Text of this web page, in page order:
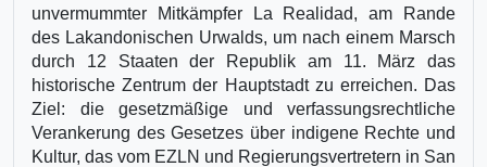
unvermummter Mitkämpfer La Realidad, am Rande
des Lakandonischen Urwalds, um nach einem Marsch
durch 12 Staaten der Republik am 11. März das
historische Zentrum der Hauptstadt zu erreichen. Das
Ziel: die gesetzmäßige und verfassungsrechtliche
Verankerung des Gesetzes über indigene Rechte und
Kultur, das vom EZLN und Regierungsvertretern in San